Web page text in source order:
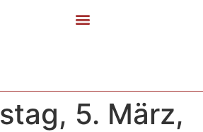
5. März,